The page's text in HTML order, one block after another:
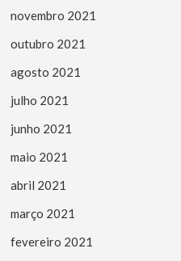
novembro 2021
outubro 2021
agosto 2021
julho 2021
junho 2021
maio 2021
abril 2021
março 2021
fevereiro 2021